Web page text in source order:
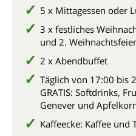
5 x Mittagessen oder
3 x festliches
und 2.
2 x Abendbuffet
Täglich von 17:00 bis
GRATIS: Softdrinks,
Genever und
Kaffeecke: Kaffee und